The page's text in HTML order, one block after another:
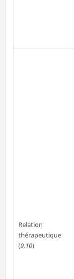
Relation
thérapeutique
(9,10)